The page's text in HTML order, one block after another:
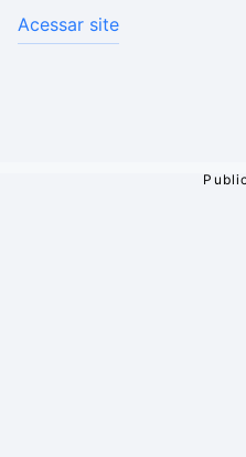
Acessar site